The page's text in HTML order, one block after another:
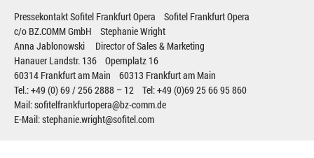
Pressekontakt Sofitel Frankfurt Opera Sofitel Frankfurt Opera
c/o BZ.COMM GmbH Stephanie Wright
Anna Jablonowski Director of Sales & Marketing
Hanauer Landstr. 136 Opernplatz 16
60314 Frankfurt am Main 60313 Frankfurt am Main
Tel.: +49 (0) 69 / 256 2888 – 12 Tel: +49 (0)69 25 66 95 860
Mail: sofitelfrankfurtopera@bz-comm.de
E-Mail: stephanie.wright@sofitel.com